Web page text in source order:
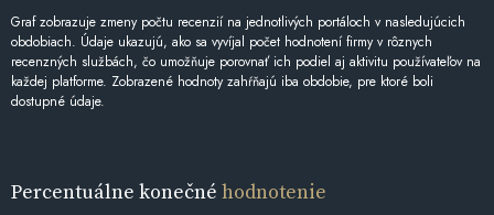
Graf zobrazuje zmeny počtu recenzií na jednotlivých portáloch v nasledujúcich
obdobiach. Údaje ukazujú, ako sa vyvíjal počet hodnotení firmy v rôznych
recenzných službách, čo umožňuje porovnať ich podiel aj aktivitu používateľov na
každej platforme. Zobrazené hodnoty zahŕňajú iba obdobie, pre ktoré boli
dostupné údaje.
Percentuálne konečné hodnotenie